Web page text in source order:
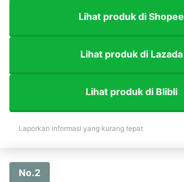
Lihat produk di Shopee
Lihat produk di Lazada
Lihat produk di Blibli
Laporkan informasi yang kurang tepat
No.2